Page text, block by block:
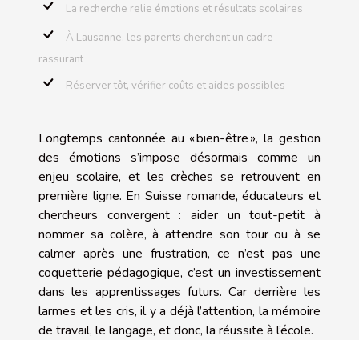
La recherche relie émotions et résultats scolaires
À Lausanne, les parents cherchent un cadre
rassurant
Réserver tôt, vérifier coûts et aides possibles
Longtemps cantonnée au « bien-être », la gestion
des émotions s’impose désormais comme un
enjeu scolaire, et les crèches se retrouvent en
première ligne. En Suisse romande, éducateurs et
chercheurs convergent : aider un tout-petit à
nommer sa colère, à attendre son tour ou à se
calmer après une frustration, ce n’est pas une
coquetterie pédagogique, c’est un investissement
dans les apprentissages futurs. Car derrière les
larmes et les cris, il y a déjà l’attention, la mémoire
de travail, le langage, et donc, la réussite à l’école.